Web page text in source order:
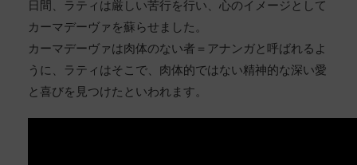
日間、ラティは厳しい苦行を行い、心のイメージとして
カーマデーヴァを蘇らせました。
カーマデーヴァは肉体のない者＝アナンガと呼ばれるよ
うに、ラティはそこで、肉体的ではない精神的な深い愛
と喜びを見つけたといわれます。